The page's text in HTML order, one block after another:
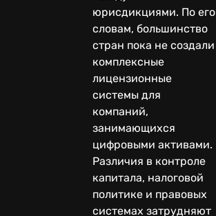
юрисдикциями. По его
словам, большинство
стран пока не создали
комплексные
лицензионные
системы для
компаний,
занимающихся
цифровыми активами.
Различия в контроле
капитала, налоговой
политике и правовых
системах затрудняют